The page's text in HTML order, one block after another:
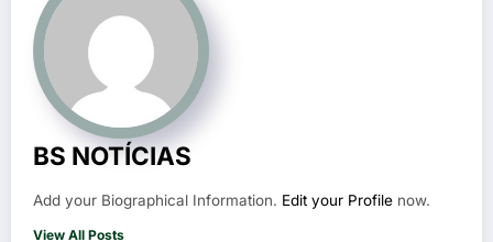
BS NOTÍCIAS
Add your Biographical Information. Edit your Profile now.
View All Posts